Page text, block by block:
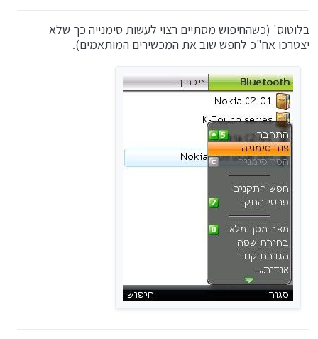
בלוטוס' (כשהחיפוש מסתיים רצוי לעשות סימנייה כך שלא
יצטרכו אח"כ לחפש שוב את המכשירים המותאמים).